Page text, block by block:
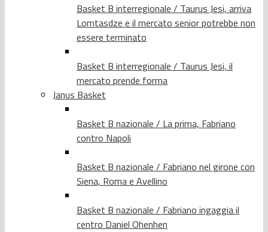
Basket B interregionale / Taurus Jesi, arriva
Lomtasdze e il mercato senior potrebbe non
essere terminato
Basket B interregionale / Taurus Jesi, il
mercato prende forma
Janus Basket
Basket B nazionale / La prima, Fabriano
contro Napoli
Basket B nazionale / Fabriano nel girone con
Siena, Roma e Avellino
Basket B nazionale / Fabriano ingaggia il
centro Daniel Ohenhen